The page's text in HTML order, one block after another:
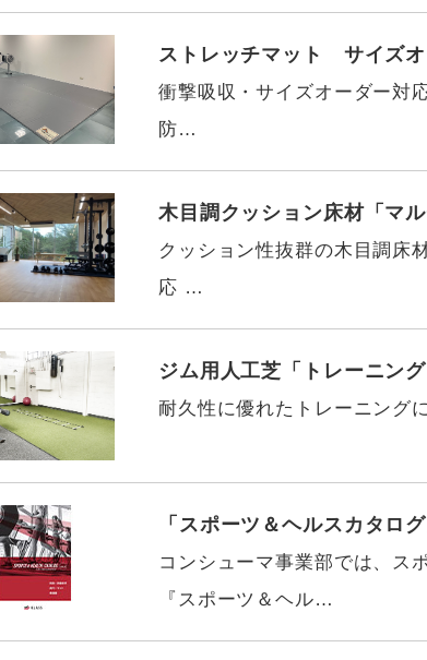
ストレッチマット サイズ
衝撃吸収・サイズオーダー対
防…
木目調クッション床材「マ
クッション性抜群の木目調床
応 …
ジム用人工芝「トレーニング
耐久性に優れたトレーニング
「スポーツ＆ヘルスカタロ
コンシューマ事業部では、ス
『スポーツ＆ヘル…